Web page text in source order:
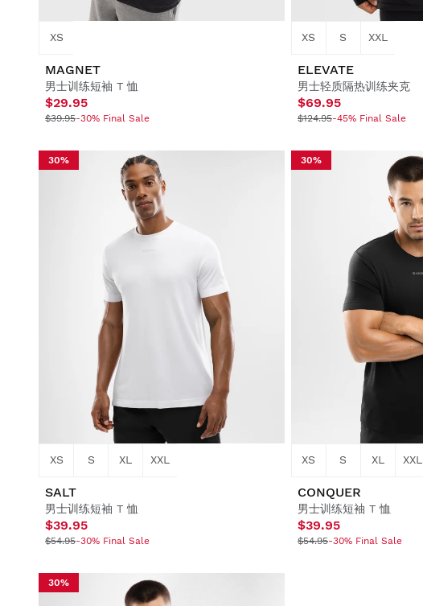
XS
MAGNET
男士训练短袖 T 恤
$29.95
$39.95-30% Final Sale
XS S XXL
ELEVATE
男士轻质隔热训练夹克
$69.95
$124.95-45% Final Sale
30%
XS S XL XXL
SALT
男士训练短袖 T 恤
$39.95
$54.95-30% Final Sale
30%
XS S XL XXL
CONQUER
男士训练短袖 T 恤
$39.95
$54.95-30% Final Sale
30%